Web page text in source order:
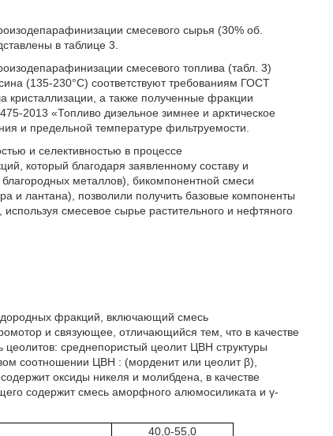
смесевого сырья (30% об.
в таблице 3.
смесевого топлива (табл. 3)
(135-230°С) соответствуют требованиям ГОСТ
кристаллизации, а также полученные фракции
2013 «Топливо дизельное зимнее и арктическое
и предельной температуре фильтруемости.
и селективностью в процессе
который благодаря заявленному составу и
металлов), бикомпонентной смеси
и лантана), позволили получить базовые компоненты
смесевое сырье растительного и нефтяного
фракций, включающий смесь
и связующее, отличающийся тем, что в качестве
среднепористый цеолит ЦВН структуры
соотношении ЦВН : (морденит или цеолит β),
оксиды никеля и молибдена, в качестве
содержит смесь аморфного алюмосиликата и γ-
40,0-55,0